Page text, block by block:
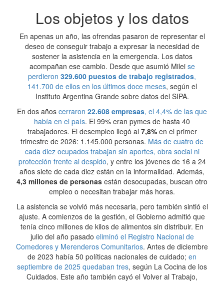
Los objetos y los datos
En apenas un año, las ofrendas pasaron de representar el
deseo de conseguir trabajo a expresar la necesidad de
sostener la asistencia en la emergencia. Los datos
acompañan ese cambio. Desde que asumió Milei se
perdieron 329.600 puestos de trabajo registrados,
141.700 de ellos en los últimos doce meses, según el
Instituto Argentina Grande sobre datos del SIPA.
En dos años cerraron 22.608 empresas, el 4,4% de las que
había en el país. El 99% eran pymes de hasta 40
trabajadores. El desempleo llegó al 7,8%en el primer
trimestre de 2026: 1.145.000 personas. Más de cuatro de
cada diez ocupados trabajan sin aportes, obra social ni
protección frente al despido, y entre los jóvenes de 16 a 24
años siete de cada diez están en la informalidad. Además,
4,3 millones de personas están desocupadas, buscan otro
empleo o necesitan trabajar más horas.
La asistencia se volvió más necesaria, pero también sintió el
ajuste. A comienzos de la gestión, el Gobierno admitió que
tenía cinco millones de kilos de alimentos sin distribuir. En
julio del año pasado eliminó el Registro Nacional de
Comedores y Merenderos Comunitarios. Antes de diciembre
de 2023 había 50 políticas nacionales de cuidado; en
septiembre de 2025 quedaban tres, según La Cocina de los
Cuidados. Este año también cayó el Volver al Trabajo,